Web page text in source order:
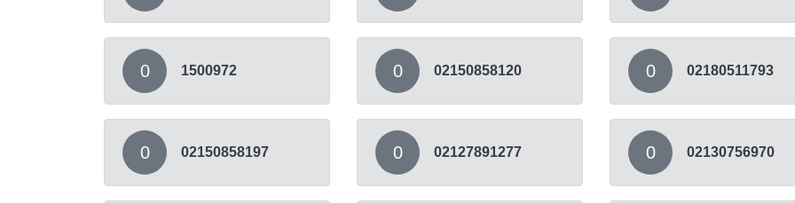
0 1500972 0 02150858120 0 02180511793
0 02150858197 0 02127891277 0 02130756970